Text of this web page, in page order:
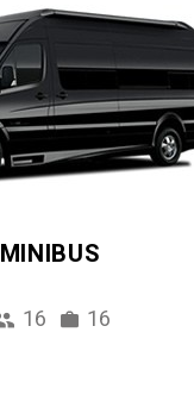
MINIBUS
16 16